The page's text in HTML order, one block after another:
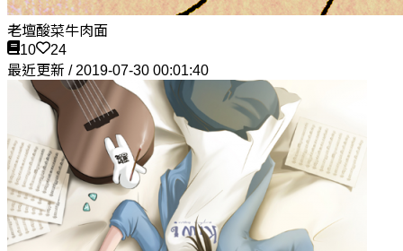
老壇酸菜牛肉面
10
24
最近更新 / 2019-07-30 00:01:40